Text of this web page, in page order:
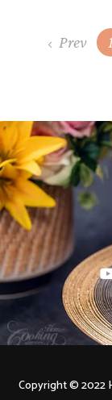
Posts Prev 1
Copyright © 2022